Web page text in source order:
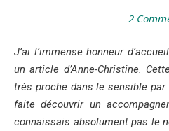
2
J’ai l’immense honneur d’accueillir aujourd’hui sur mon blog,
un article d’Anne-Christine.
très proche dans le sensible par
faite découvrir un
connaissais absolument pas le